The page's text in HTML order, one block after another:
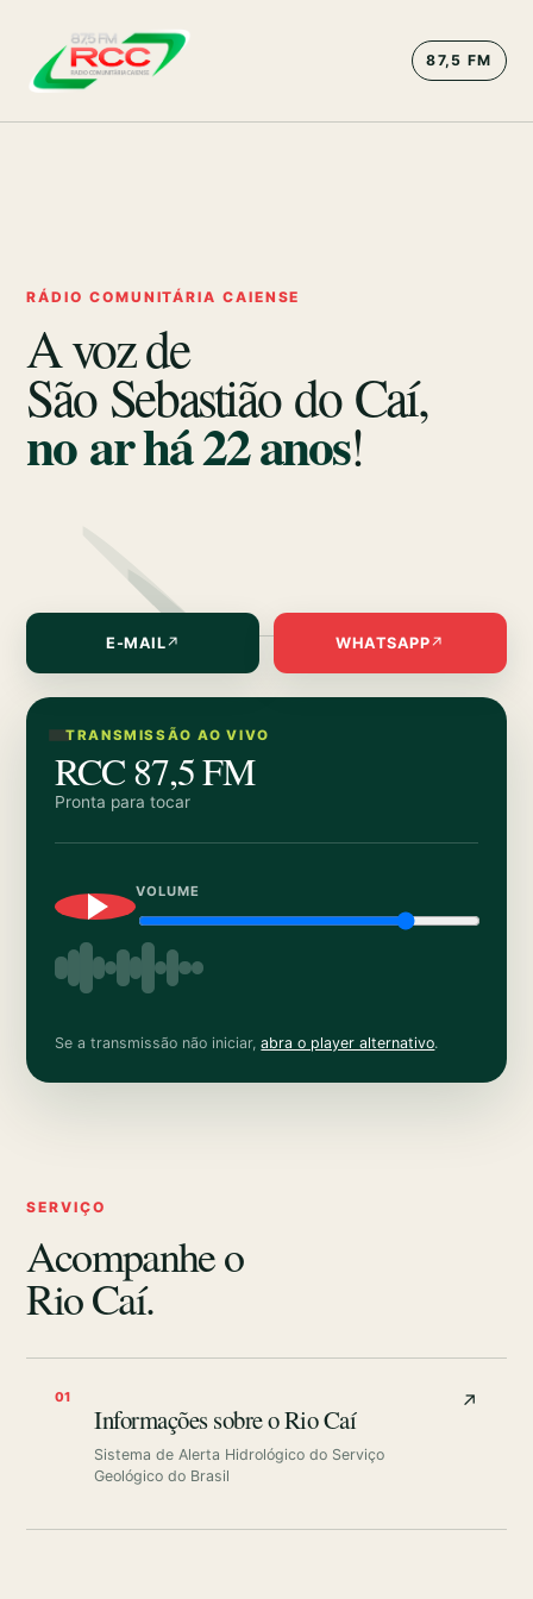
87,5 FM
RÁDIO COMUNITÁRIA CAIENSE
A voz de
São Sebastião do Caí,
no ar há22anos!
E-MAIL↗ WHATSAPP ↗
TRANSMISSÃO AO VIVO
RCC 87,5 FM
Pronta para tocar
VOLUME
Se a transmissão não iniciar,abra o player alternativo.
SERVIÇO
Acompanhe o
Rio Caí.
01
Informações sobre o Rio Caí
Sistema de Alerta Hidrológico do Serviço
Geológico do Brasil
↗